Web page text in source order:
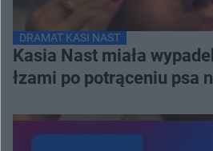
DRAMAT KASI NAST
Kasia Nast miała
łzami po potrąceniu psa